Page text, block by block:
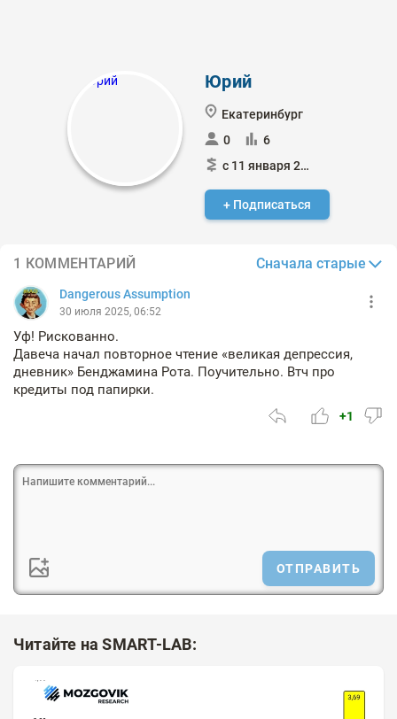
Юрий
Екатеринбург
0
6
с 11 января 2023
+ Подписаться
1 КОММЕНТАРИЙ Сначала старые
Dangerous Assumption
30 июля 2025, 06:52
Уф! Рискованно.
Давеча начал повторное чтение «великая депрессия,
дневник» Бенджамина Рота. Поучительно. Втч про
кредиты под папирки.
+1
ОТПРАВИТЬ
Читайте на SMART-LAB: